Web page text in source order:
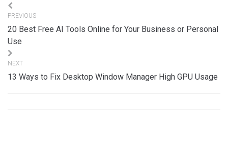
Navigation
de
l’article
PREVIOUS
20 Best Free AI Tools Online for Your Business or Personal
Use
NEXT
13 Ways to Fix Desktop Window Manager High GPU Usage